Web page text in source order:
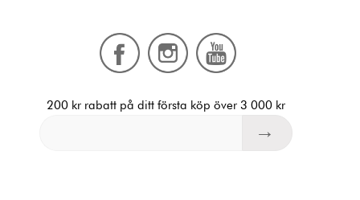
200 kr rabatt på ditt första köp över 3 000 kr